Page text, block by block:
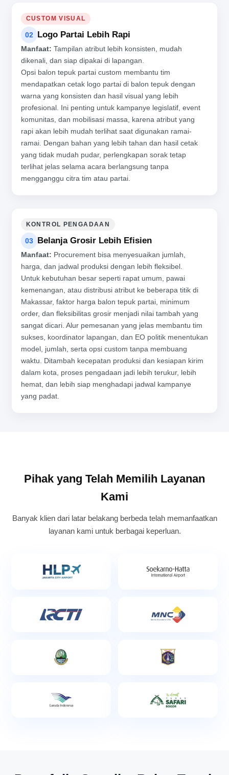
CUSTOM VISUAL
02 Logo Partai Lebih Rapi
Manfaat: Tampilan atribut lebih konsisten, mudah
dikenali, dan siap dipakai di lapangan.
Opsi balon tepuk partai custom membantu tim
mendapatkan cetak logo partai di balon tepuk dengan
warna yang konsisten dan hasil visual yang lebih
profesional. Ini penting untuk kampanye legislatif, event
komunitas, dan mobilisasi massa, karena atribut yang
rapi akan lebih mudah terlihat saat digunakan ramai-
ramai. Dengan bahan yang lebih tahan dan hasil cetak
yang tidak mudah pudar, perlengkapan sorak tetap
terlihat jelas selama acara berlangsung tanpa
mengganggu citra tim atau partai.
KONTROL PENGADAAN
03 Belanja Grosir Lebih Efisien
Manfaat: Procurement bisa menyesuaikan jumlah,
harga, dan jadwal produksi dengan lebih fleksibel.
Untuk kebutuhan besar seperti rapat umum, pawai
kemenangan, atau distribusi atribut ke beberapa titik di
Makassar, faktor harga balon tepuk partai, minimum
order, dan fleksibilitas grosir menjadi nilai tambah yang
sangat dicari. Alur pemesanan yang jelas membantu tim
sukses, koordinator lapangan, dan EO politik menentukan
model, jumlah, serta opsi custom tanpa membuang
waktu. Ditambah kecepatan produksi dan kesiapan kirim
dalam kota, proses pengadaan jadi lebih terukur, lebih
hemat, dan lebih siap menghadapi jadwal kampanye
yang padat.
Pihak yang Telah Memilih Layanan
Kami
Banyak klien dari latar belakang berbeda telah memanfaatkan
layanan kami untuk berbagai keperluan.